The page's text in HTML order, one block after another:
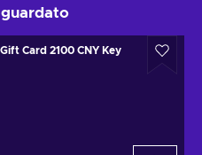
guardato
Card 2100 CNY Key